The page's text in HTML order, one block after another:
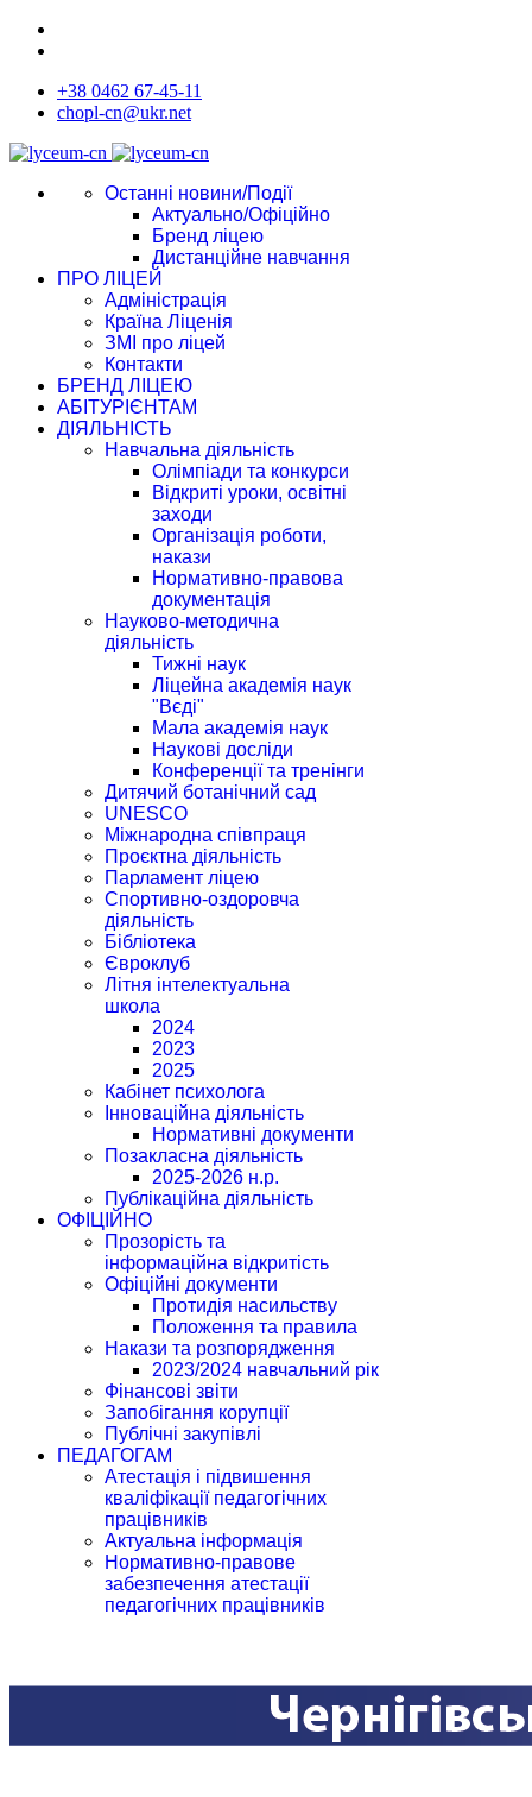
+38 0462 67-45-11
chopl-cn@ukr.net
Останні новини/Події
Актуально/Офіційно
Бренд ліцею
Дистанційне навчання
ПРО ЛІЦЕЙ
Адміністрація
Країна Ліценія
ЗМІ про ліцей
Контакти
БРЕНД ЛІЦЕЮ
АБІТУРІЄНТАМ
ДІЯЛЬНІСТЬ
Навчальна діяльність
Олімпіади та конкурси
Відкриті уроки, освітні
заходи
Організація роботи,
накази
Нормативно-правова
документація
Науково-методична
діяльність
Тижні наук
Ліцейна академія наук
"Вєді"
Мала академія наук
Наукові досліди
Конференції та тренінги
Дитячий ботанічний сад
UNESCO
Міжнародна співпраця
Проєктна діяльність
Парламент ліцею
Спортивно-оздоровча
діяльність
Бібліотека
Євроклуб
Літня інтелектуальна
школа
2024
2023
2025
Кабінет психолога
Інноваційна діяльність
Нормативні документи
Позакласна діяльність
2025-2026 н.р.
Публікаційна діяльність
ОФІЦІЙНО
Прозорість та
інформаційна відкритість
Офіційні документи
Протидія насильству
Положення та правила
Накази та розпорядження
2023/2024 навчальний рік
Фінансові звіти
Запобігання корупції
Публічні закупівлі
ПЕДАГОГАМ
Атестація і підвишення
кваліфікації педагогічних
працівників
Актуальна інформація
Нормативно-правове
забезпечення атестації
педагогічних працівників